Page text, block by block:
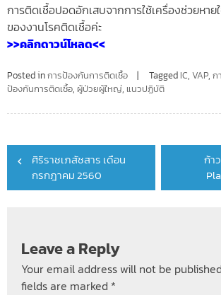
การติดเชื้อปอดอักเสบจากการใช้เครื่องช่วยหา
ของงานโรคติดเชื้อค่ะ
>>คลิกดาวน์โหลด<<
Posted inการป้องกันการติดเชื้อ Tagged IC, VAP, ก
ป้องกันการติดเชื้อ, ผู้ป่วยผู้ใหญ่, แนวปฏิบัติ
Post
navigation
ศิริราชเภสัชสาร เดือน
กรกฎาคม 2560
ก้า
Leave a Reply
Your email address will not be
fields are marked *